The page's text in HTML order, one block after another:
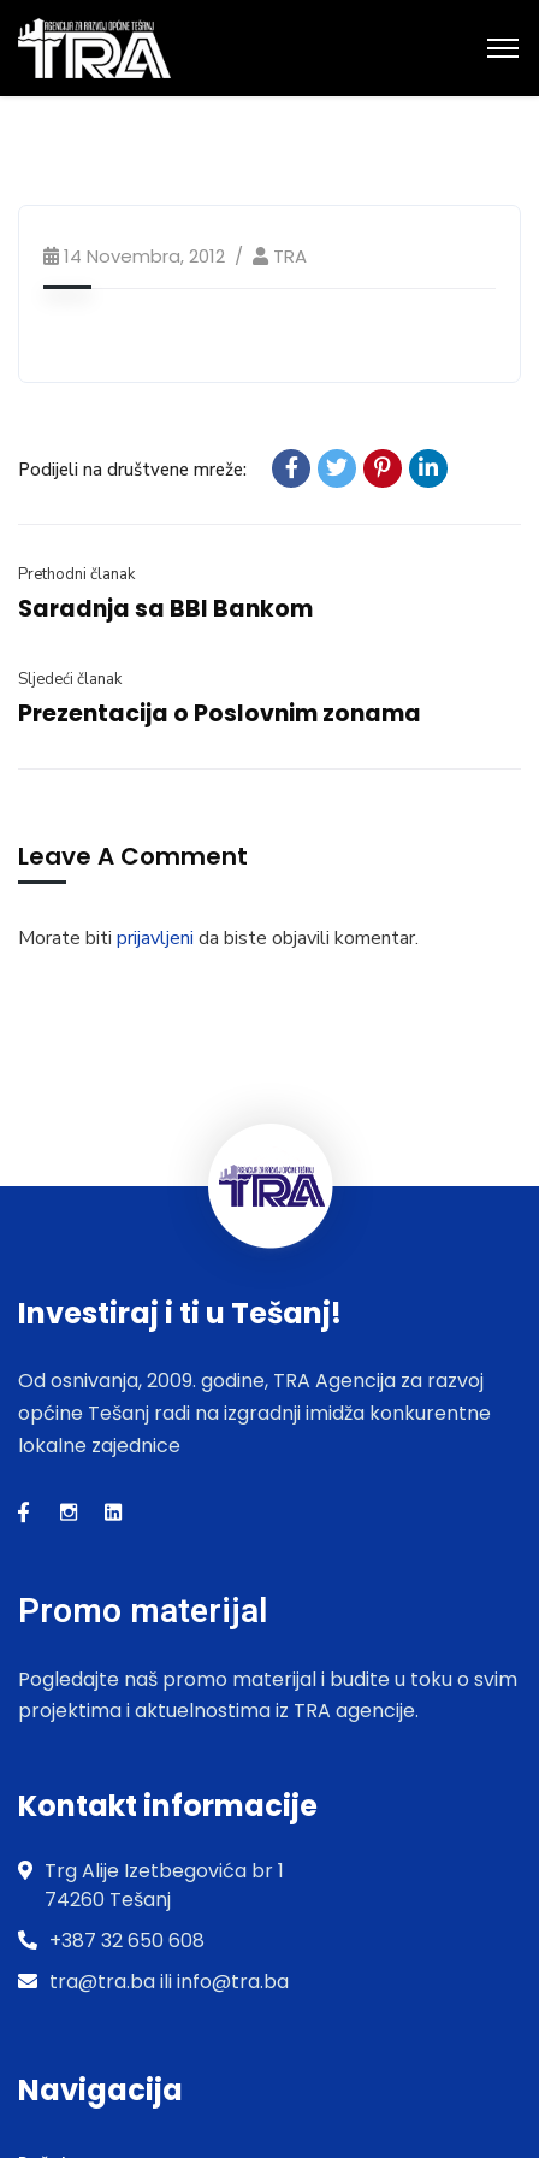
14 Novembra, 2012 TRA
Podijeli na društvene mreže:
Prethodni članak
Saradnja sa BBI Bankom
Sljedeći članak
Prezentacija o Poslovnim zonama
Leave A Comment
Morate biti prijavljeni da biste objavili komentar.
Investiraj i ti u Tešanj!
Od osnivanja, 2009. godine, TRA Agencija za razvoj
općine Tešanj radi na izgradnji imidža konkurentne
lokalne zajednice
Promo materijal
Pogledajte naš promo materijal i budite u toku o svim
projektima i aktuelnostima iz TRA agencije.
Kontakt informacije
Trg Alije Izetbegovića br 1
74260 Tešanj
+387 32 650 608
tra@tra.ba ili info@tra.ba
Navigacija